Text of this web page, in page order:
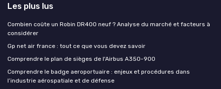
Les plus lus
Combien coûte un Robin DR400 neuf ? Analyse du marché et facteurs à
considérer
Gp net air france : tout ce que vous devez savoir
Comprendre le plan de sièges de l'Airbus A350-900
Comprendre le badge aeroportuaire : enjeux et procédures dans
l’industrie aérospatiale et de défense